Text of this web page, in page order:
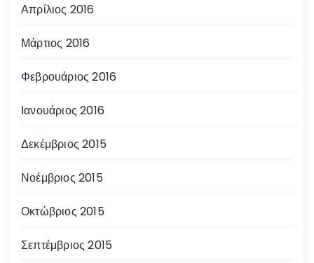
Απρίλιος 2016
Μάρτιος 2016
Φεβρουάριος 2016
Ιανουάριος 2016
Δεκέμβριος 2015
Νοέμβριος 2015
Οκτώβριος 2015
Σεπτέμβριος 2015